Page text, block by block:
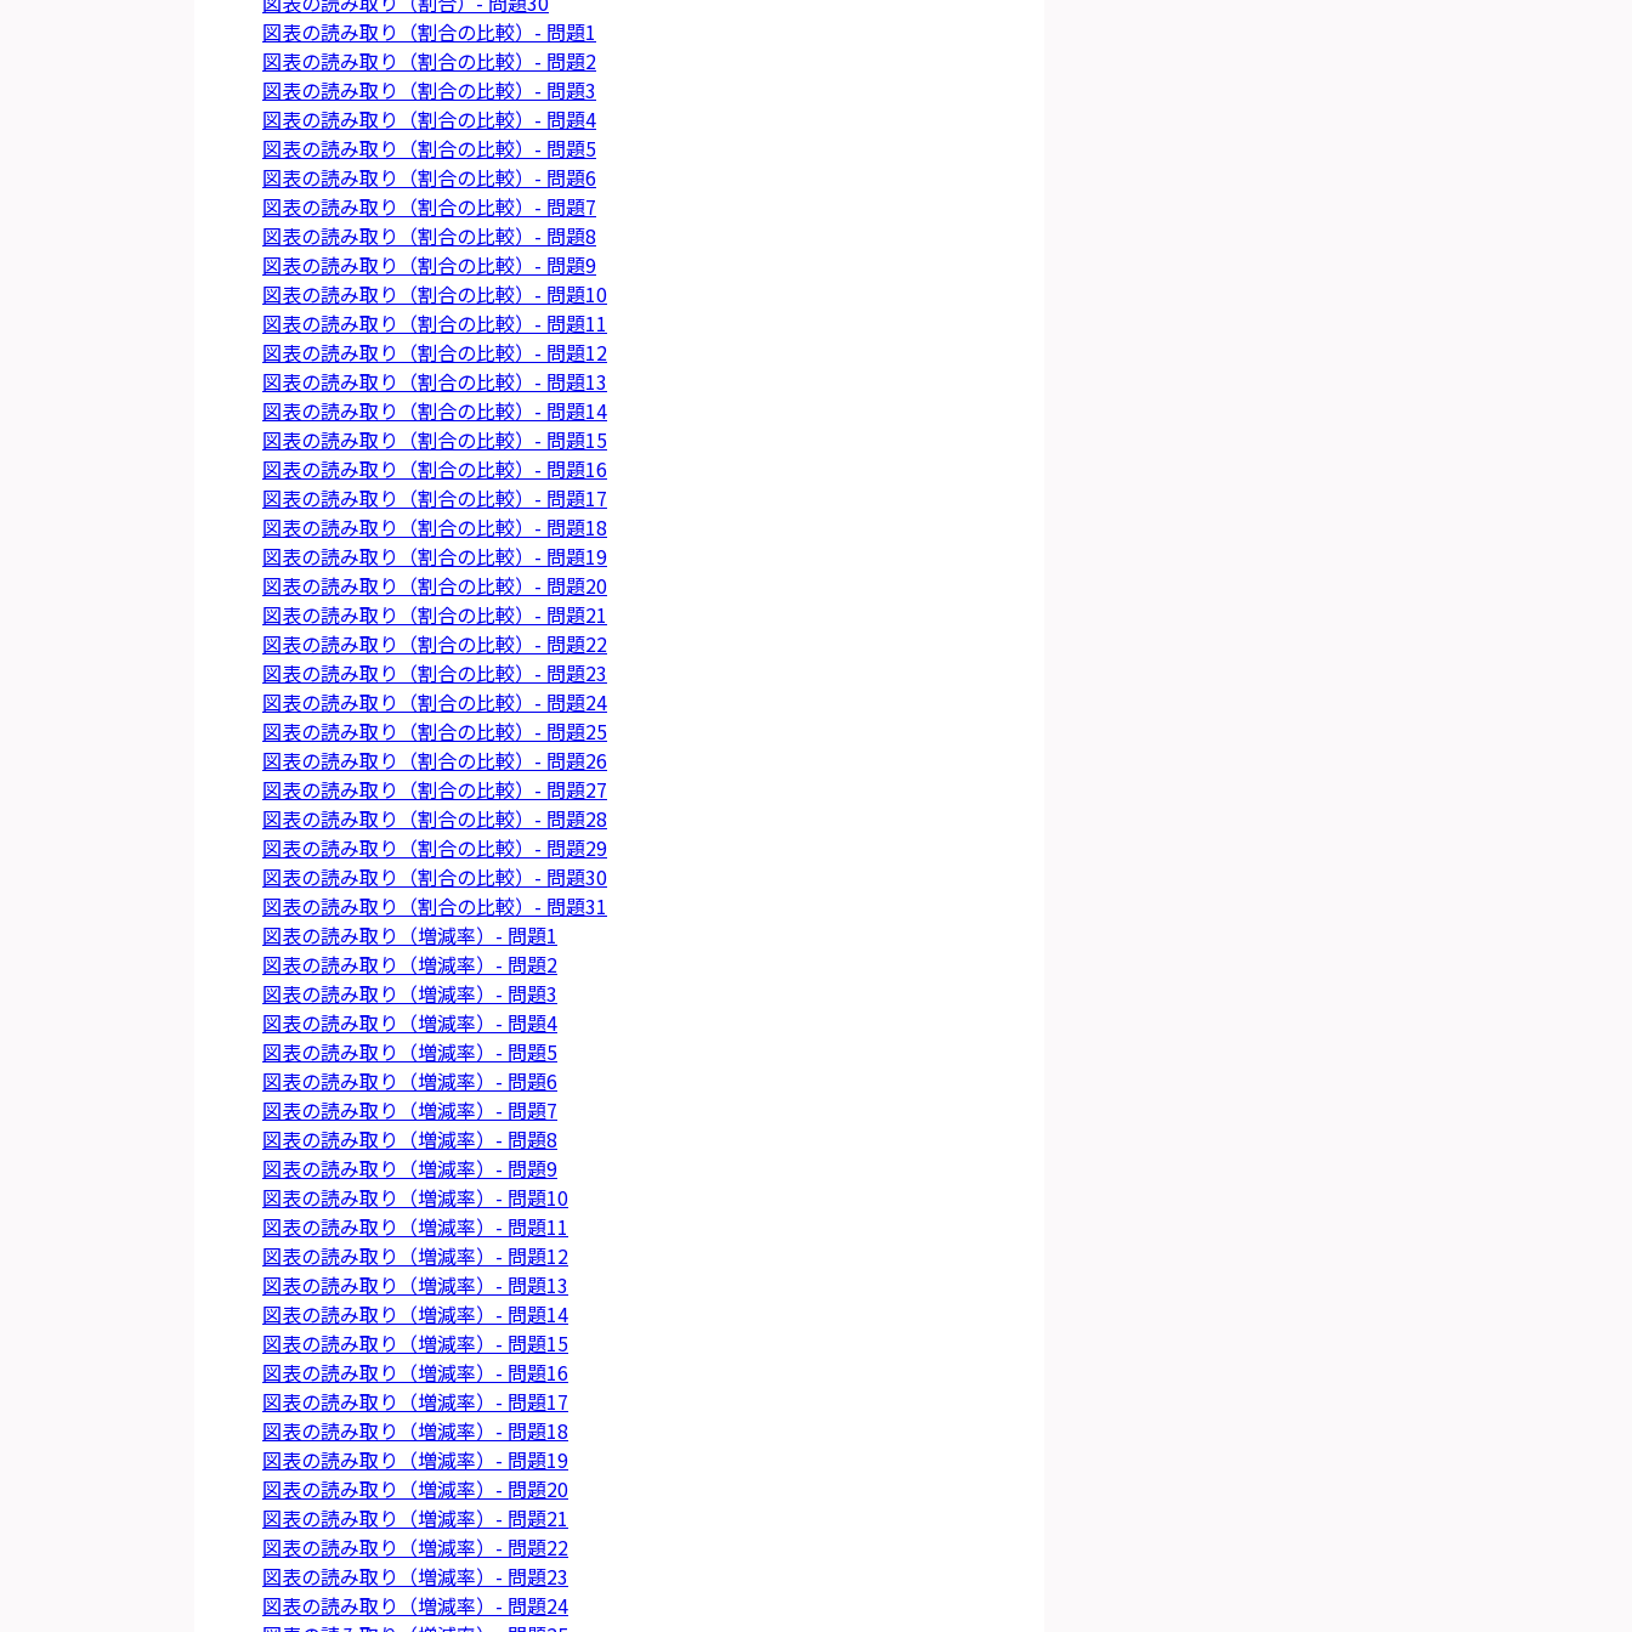
図表の読み取り（割合の比較）- 問題1
図表の読み取り（割合の比較）- 問題2
図表の読み取り（割合の比較）- 問題3
図表の読み取り（割合の比較）- 問題4
図表の読み取り（割合の比較）- 問題5
図表の読み取り（割合の比較）- 問題6
図表の読み取り（割合の比較）- 問題7
図表の読み取り（割合の比較）- 問題8
図表の読み取り（割合の比較）- 問題9
図表の読み取り（割合の比較）- 問題10
図表の読み取り（割合の比較）- 問題11
図表の読み取り（割合の比較）- 問題12
図表の読み取り（割合の比較）- 問題13
図表の読み取り（割合の比較）- 問題14
図表の読み取り（割合の比較）- 問題15
図表の読み取り（割合の比較）- 問題16
図表の読み取り（割合の比較）- 問題17
図表の読み取り（割合の比較）- 問題18
図表の読み取り（割合の比較）- 問題19
図表の読み取り（割合の比較）- 問題20
図表の読み取り（割合の比較）- 問題21
図表の読み取り（割合の比較）- 問題22
図表の読み取り（割合の比較）- 問題23
図表の読み取り（割合の比較）- 問題24
図表の読み取り（割合の比較）- 問題25
図表の読み取り（割合の比較）- 問題26
図表の読み取り（割合の比較）- 問題27
図表の読み取り（割合の比較）- 問題28
図表の読み取り（割合の比較）- 問題29
図表の読み取り（割合の比較）- 問題30
図表の読み取り（割合の比較）- 問題31
図表の読み取り（増減率）- 問題1
図表の読み取り（増減率）- 問題2
図表の読み取り（増減率）- 問題3
図表の読み取り（増減率）- 問題4
図表の読み取り（増減率）- 問題5
図表の読み取り（増減率）- 問題6
図表の読み取り（増減率）- 問題7
図表の読み取り（増減率）- 問題8
図表の読み取り（増減率）- 問題9
図表の読み取り（増減率）- 問題10
図表の読み取り（増減率）- 問題11
図表の読み取り（増減率）- 問題12
図表の読み取り（増減率）- 問題13
図表の読み取り（増減率）- 問題14
図表の読み取り（増減率）- 問題15
図表の読み取り（増減率）- 問題16
図表の読み取り（増減率）- 問題17
図表の読み取り（増減率）- 問題18
図表の読み取り（増減率）- 問題19
図表の読み取り（増減率）- 問題20
図表の読み取り（増減率）- 問題21
図表の読み取り（増減率）- 問題22
図表の読み取り（増減率）- 問題23
図表の読み取り（増減率）- 問題24